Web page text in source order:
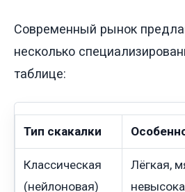
Современный рынок
несколько
таблице:
Тип скакалки
Классическая
(нейлоновая)
Лёгкая,